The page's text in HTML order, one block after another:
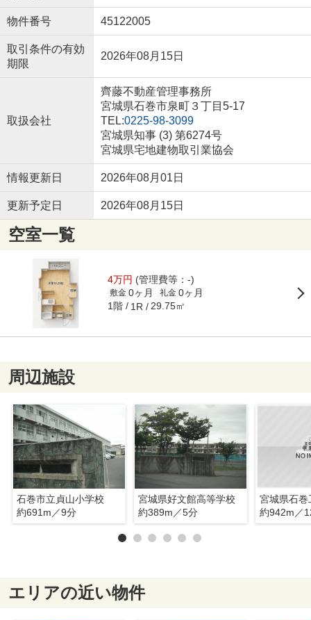
物件番号 45122005
取引条件の有効
期限
2026年08月15日
取扱会社
齊藤不動産管理事務所
宮城県石巻市泉町３丁目5-17
TEL:0225-98-3099
宮城県知事 (3) 第6274号
宮城県宅地建物取引業協会
情報更新日 2026年08月01日
更新予定日 2026年08月15日
空室一覧
4万円 (管理費等：-)
敷金 0ヶ月 礼金 0ヶ月
1階 1R 29.75㎡
周辺施設
石巻市立貞山小学校
約691m／9分
宮城県好文館高等学校
約389m／5分
約942m／
エリアの近い物件